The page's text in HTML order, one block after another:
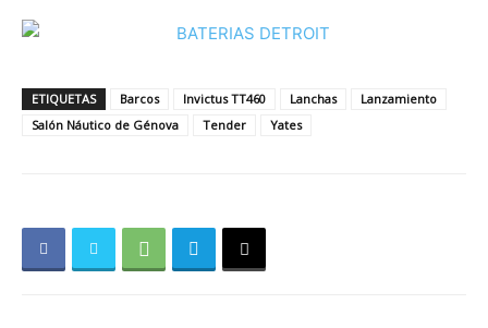
ETIQUETAS Barcos Invictus TT460 Lanchas
Lanzamiento
Salón Náutico de Génova
Tender Yates